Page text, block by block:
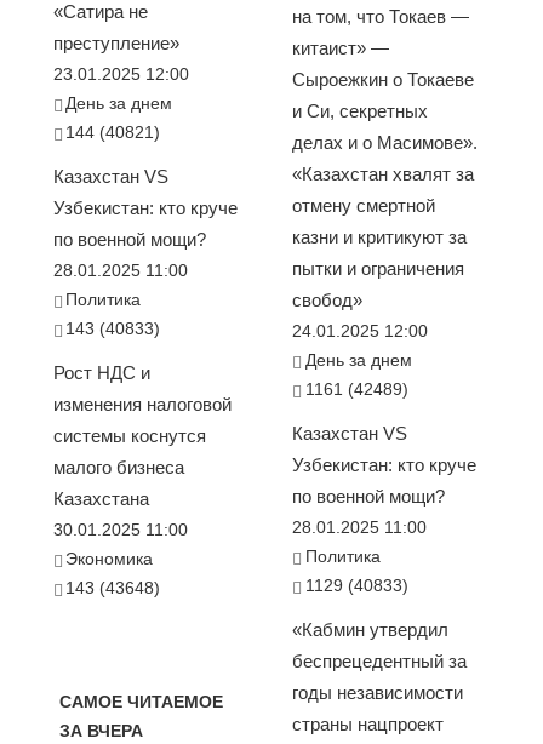
«Сатира не
преступление»
23.01.2025 12:00
День за днем
144 (40821)
Казахстан VS
Узбекистан: кто круче
по военной мощи?
28.01.2025 11:00
Политика
143 (40833)
Рост НДС и
изменения налоговой
системы коснутся
малого бизнеса
Казахстана
30.01.2025 11:00
Экономика
143 (43648)
САМОЕ ЧИТАЕМОЕ
ЗА ВЧЕРА
на том, что Токаев —
китаист» —
Сыроежкин о Токаеве
и Си, секретных
делах и о Масимове».
«Казахстан хвалят за
отмену смертной
казни и критикуют за
пытки и ограничения
свобод»
24.01.2025 12:00
День за днем
1161 (42489)
Казахстан VS
Узбекистан: кто круче
по военной мощи?
28.01.2025 11:00
Политика
1129 (40833)
«Кабмин утвердил
беспрецедентный за
годы независимости
страны нацпроект